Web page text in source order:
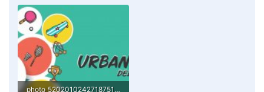
photo_5202010242718751884_y.jpg